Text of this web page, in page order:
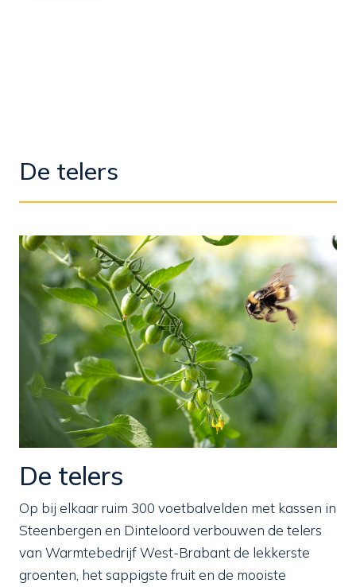
De telers
De telers
Op bij elkaar ruim 300 voetbalvelden met kassen in
Steenbergen en Dinteloord verbouwen de telers
van Warmtebedrijf West-Brabant de lekkerste
groenten, het sappigste fruit en de mooiste